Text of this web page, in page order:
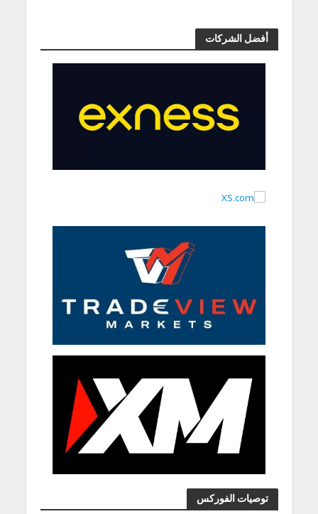
أفضل الشركات
توصيات الفوركس